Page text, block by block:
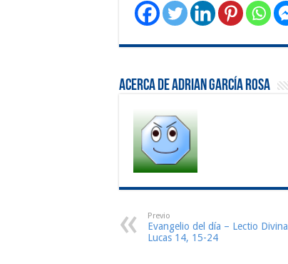
Acerca de Adrian García Rosa
Previo
Evangelio del día – Lectio Divina
Lucas 14, 15-24